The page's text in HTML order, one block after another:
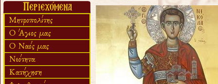
«πολύ αργά».
Ζητείται....